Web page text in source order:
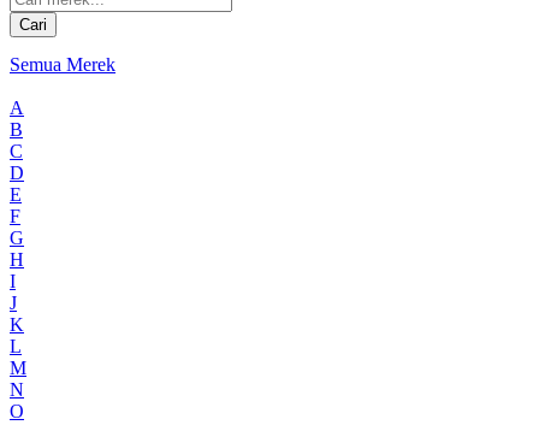
Cari
Semua Merek
A
B
C
D
E
F
G
H
I
J
K
L
M
N
O